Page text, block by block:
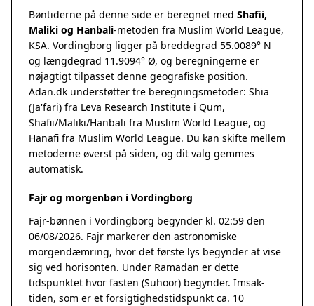
Bøntiderne på denne side er beregnet med Shafii,
Maliki og Hanbali-metoden fra Muslim World League,
KSA. Vordingborg ligger på breddegrad 55.0089° N
og længdegrad 11.9094° Ø, og beregningerne er
nøjagtigt tilpasset denne geografiske position.
Adan.dk understøtter tre beregningsmetoder: Shia
(Ja'fari) fra Leva Research Institute i Qum,
Shafii/Maliki/Hanbali fra Muslim World League, og
Hanafi fra Muslim World League. Du kan skifte mellem
metoderne øverst på siden, og dit valg gemmes
automatisk.
Fajr og morgenbøn i Vordingborg
Fajr-bønnen i Vordingborg begynder kl. 02:59 den
06/08/2026. Fajr markerer den astronomiske
morgendæmring, hvor det første lys begynder at vise
sig ved horisonten. Under Ramadan er dette
tidspunktet hvor fasten (Suhoor) begynder. Imsak-
tiden, som er et forsigtighedstidspunkt ca. 10